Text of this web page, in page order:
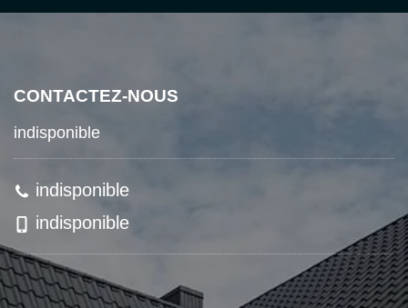
CONTACTEZ-NOUS
indisponible
indisponible
indisponible